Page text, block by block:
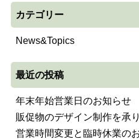
カテゴリー
News&Topics
最近の投稿
年末年始営業日のお知らせ
販促物のデザイン制作を承り
営業時間変更と臨時休業の